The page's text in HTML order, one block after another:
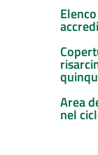
Area
nel